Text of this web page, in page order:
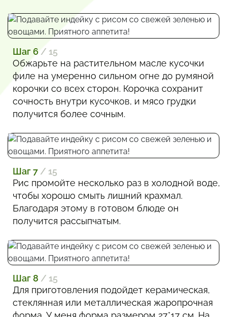
Шаг 6 / 15
Обжарьте на растительном масле кусочки
филе на умеренно сильном огне до румяной
корочки со всех сторон. Корочка сохранит
сочность внутри кусочков, и мясо грудки
получится более сочным.
Шаг 7 / 15
Рис промойте несколько раз в холодной воде,
чтобы хорошо смыть лишний крахмал.
Благодаря этому в готовом блюде он
получится рассыпчатым.
Шаг 8 / 15
Для приготовления подойдет керамическая,
стеклянная или металлическая жаропрочная